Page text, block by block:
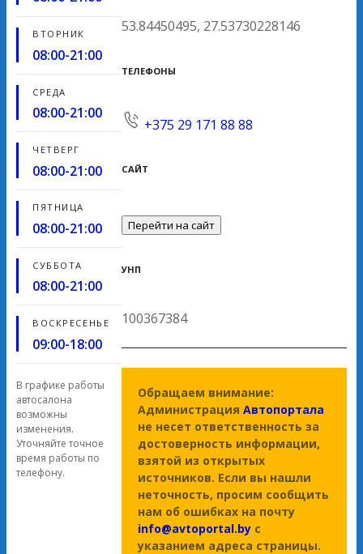
ВТОРНИК
08:00-21:00
СРЕДА
08:00-21:00
ЧЕТВЕРГ
08:00-21:00
ПЯТНИЦА
08:00-21:00
СУББОТА
08:00-21:00
ВОСКРЕСЕНЬЕ
09:00-18:00
В графике работы
автосалона
возможны
изменения.
Уточняйте точное
время работы по
телефону.
53.84450495, 27.53730228146
ТЕЛЕФОНЫ
+375 29 171 88 88
САЙТ
Перейти на сайт
УНП
100367384
Обращаем внимание:
Администрация Автопортала
не несет ответственность за
достоверность информации,
взятой из открытых
источников. Если вы нашли
неточность, просим сообщить
нам об ошибках на почту
info@avtoportal.by с
указанием адреса страницы.